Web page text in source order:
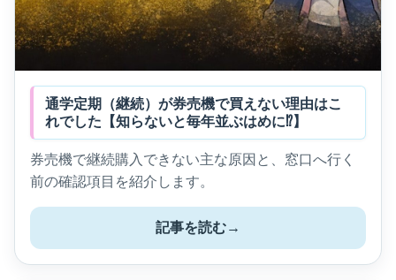
通学定期（継続）が券売機で買えない理由はこ
れでした【知らないと毎年並ぶはめに⁉】
券売機で継続購入できない主な原因と、窓口へ行く
前の確認項目を紹介します。
記事を読む→